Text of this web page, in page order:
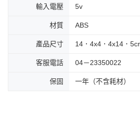
輸入電壓 5v
材質 ABS
產品尺寸 14．4x4．4x14．
客服電話 04－23350022
保固 一年（不含耗材）